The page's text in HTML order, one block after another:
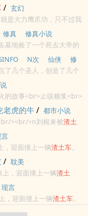
经》还不错的话请不要
/ 玄幻
...
修真
修真小说
墓地捡了一个死去大帝的
的。陈洛已经开始考虑大乘的第九十九套方案了。 【已完本高订...
N次 仙侠
修
了几个圣人，创造了几个
书友要是觉得《做梦成
的故事<br>止咳糖浆<br>
缘邂逅 - 直掰弯 - 荤素均
老虎的牛/ 都市小说
><br/>n刘根来被渣土
n别扯淡了，刘根来的小
饭吃，有衣穿，有...
，迎面撞上一辆渣土车。
……更憋屈的是，姜嫤死
。书里，影帝就是个万人
/ 耽美
，迎面撞上一辆渣土
又愤怒地死了。<br>-
原来他竟然只是...
现言
，迎面撞上一辆渣土车。
地死了。<br>……<br>更